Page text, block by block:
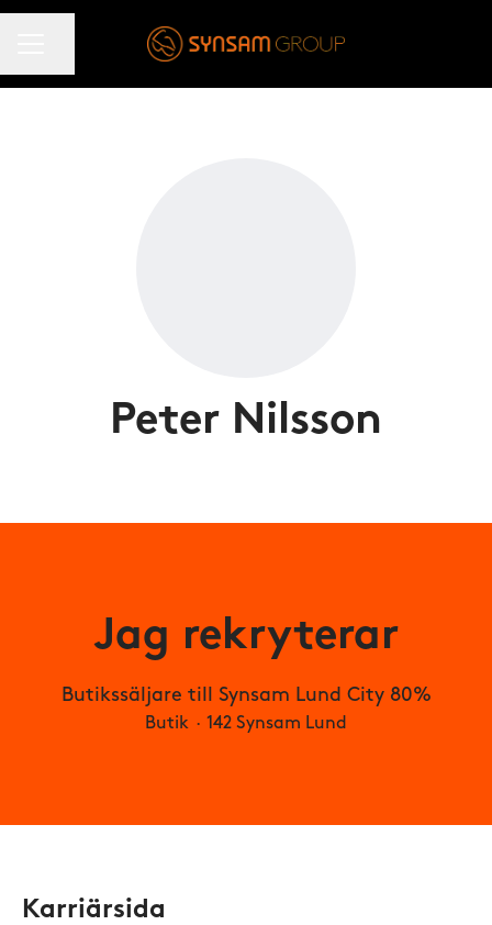
Peter Nilsson
Jag rekryterar
Butikssäljare till Synsam Lund City 80%
Butik · 142 Synsam Lund
Karriärsida